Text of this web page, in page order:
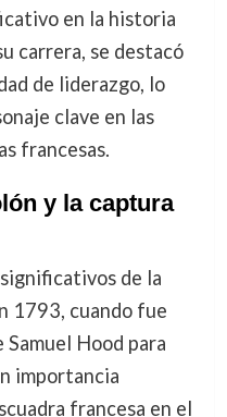
en la historia
carrera, se destacó
de liderazgo, lo
clave en las
francesas.
y la captura
de la
1793, cuando fue
Hood para
importancia
francesa en el